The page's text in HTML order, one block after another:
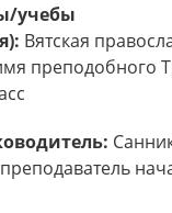
учебы
Вятская
преподобного